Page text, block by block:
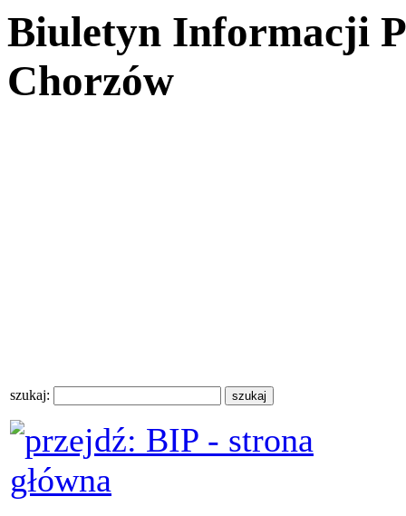
Biuletyn Informacji
Chorzów
szukaj: